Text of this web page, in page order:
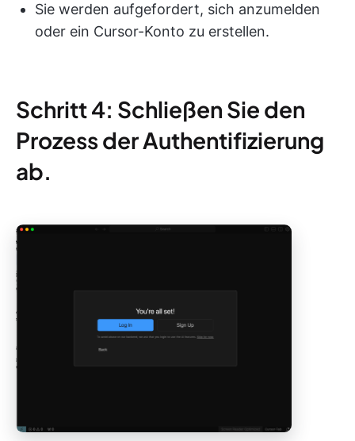
Sie werden aufgefordert, sich anzumelden
oder ein Cursor-Konto zu erstellen.
Schritt 4: Schließen Sie den
Prozess der Authentifizierung
ab.